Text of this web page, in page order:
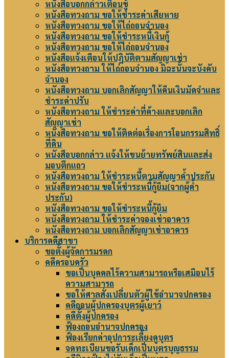
หนังสือบอกกล่าวเตือนชู้
หนังสือทวงถาม ขอให้ชำระค่าเสียหาย
หนังสือทวงถาม ขอให้ไถ่ถอนจำนอง
หนังสือทวงถาม ขอให้ชำระหนี้เงินกู้
หนังสือทวงถาม ขอให้ไถ่ถอนจำนอง
หนังสือแจ้งเตือนให้ปฎิบัติตามสัญญาเช่า
หนังสือทวงถาม ให้ไถ่ถอนจำนอง มิฉะนั้นจะบังคับ
จำนอง
หนังสือทวงถาม บอกเลิกสัญญาให้คืนเงินมัดจำและ
ชำระค่าปรับ
หนังสือทวงถาม ให้ชำระค่าที่ค้างและบอกเลิก
สัญญาเช่า
หนังสือทวงถาม ขอให้ติดต่อเรื่องการโอนกรรมสิทธิ์
ที่ดิน
หนังสือบอกกล่าว แจ้งให้ขนย้ายทรัพย์สินและส่ง
มอบตึกแถว
หนังสือทวงถาม ให้ชำระหนี้ตามสัญญาค้ำประกัน
หนังสือทวงถาม ขอให้ชำระหนี้กู้ยืม(จากผู้ค้ำ
ประกัน)
หนังสือทวงถาม ขอให้ชำระหนี้กู้ยืม
หนังสือทวงถาม ให้ชำระค่าจองเช่าอาคาร
หนังสือทวงถาม บอกเลิกสัญญาเช่าอาคาร
บริการคดีสาขา
ขอตั้งผู้จัดการมรดก
คดีครอบครัว
ขอเป็นบุคคลไร้ความสามารถหรือเสมือนไร้
ความสามารถ
ขอให้ศาลสั่งเปลี่ยนตัวผู้ใช้อำนาจปกครอง
คดีถอนผู้ปกครองบุตรผู้เยาว์
คดีตั้งผู้ปกครอง
ฟ้องถอนอำนาจปกครอง
ฟ้องเรียกค่าอุปการะเลี้ยงดูบุตร
จดทะเบียนขอรับเด็กเป็นบุตรบุญธรรม